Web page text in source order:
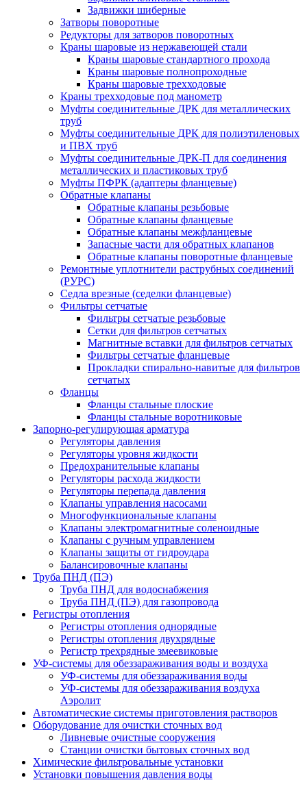
Задвижки шиберные
Затворы поворотные
Редукторы для затворов поворотных
Краны шаровые из нержавеющей стали
Краны шаровые стандартного прохода
Краны шаровые полнопроходные
Краны шаровые трехходовые
Краны трехходовые под манометр
Муфты соединительные ДРК для металлических
труб
Муфты соединительные ДРК для полиэтиленовых
и ПВХ труб
Муфты соединительные ДРК-П для соединения
металлических и пластиковых труб
Муфты ПФРК (адаптеры фланцевые)
Обратные клапаны
Обратные клапаны резьбовые
Обратные клапаны фланцевые
Обратные клапаны межфланцевые
Запасные части для обратных клапанов
Обратные клапаны поворотные фланцевые
Ремонтные уплотнители раструбных соединений
(РУРС)
Седла врезные (седелки фланцевые)
Фильтры сетчатые
Фильтры сетчатые резьбовые
Сетки для фильтров сетчатых
Магнитные вставки для фильтров сетчатых
Фильтры сетчатые фланцевые
Прокладки спирально-навитые для фильтров
сетчатых
Фланцы
Фланцы стальные плоские
Фланцы стальные воротниковые
Запорно-регулирующая арматура
Регуляторы давления
Регуляторы уровня жидкости
Предохранительные клапаны
Регуляторы расхода жидкости
Регуляторы перепада давления
Клапаны управления насосами
Многофункциональные клапаны
Клапаны электромагнитные соленоидные
Клапаны с ручным управлением
Клапаны защиты от гидроудара
Балансировочные клапаны
Труба ПНД (ПЭ)
Труба ПНД для водоснабжения
Труба ПНД (ПЭ) для газопровода
Регистры отопления
Регистры отопления однорядные
Регистры отопления двухрядные
Регистр трехрядные змеевиковые
УФ-системы для обеззараживания воды и воздуха
УФ-системы для обеззараживания воды
УФ-системы для обеззараживания воздуха
Аэролит
Автоматические системы приготовления растворов
Оборудование для очистки сточных вод
Ливневые очистные сооружения
Станции очистки бытовых сточных вод
Химические фильтровальные установки
Установки повышения давления воды